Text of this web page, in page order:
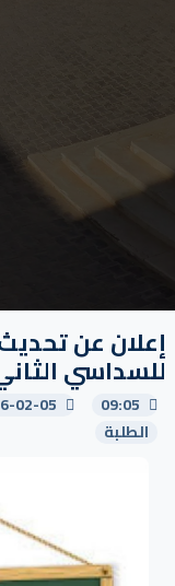
إعلان عن
للسداسي
09:05
02-05
الطلبة